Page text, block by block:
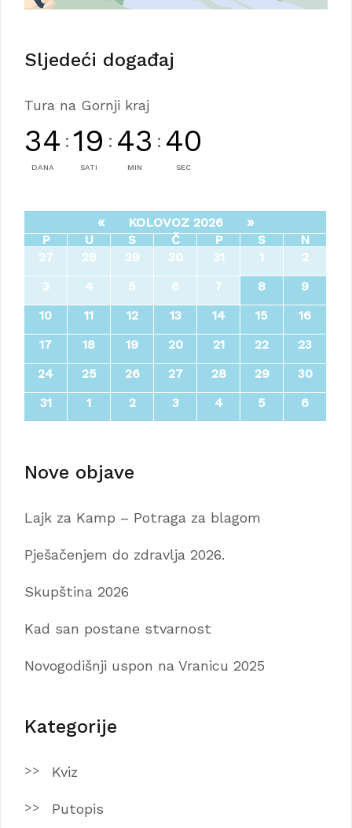
Sljedeći događaj
Tura na Gornji kraj
34
DANA
: 19
SATI
: 43
MIN
: 38
SEC
« KOLOVOZ 2026 »
P U S Č P S
N
27
28 29 30 31 1
2
3
4 5 6 7 8
9
10
11 12 13 14 15
16
17
18 19 20 21 22
23
24
25 26 27 28 29
30
31
1 2 3 4 5 6
Nove objave
Lajk za Kamp – Potraga za blagom
Pješačenjem do zdravlja 2026.
Skupština 2026
Kad san postane stvarnost
Novogodišnji uspon na Vranicu 2025
Kategorije
Kviz
Putopis